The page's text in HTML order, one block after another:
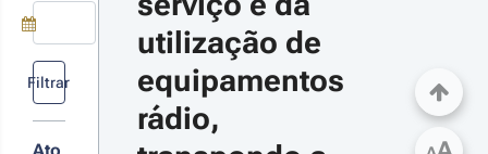
87/2022 -
Série
e da
detalhes
Use a tecla de seta para baixo para abrir o calendário; Use as
Filtrar
utilização de
equipamentos
rádio,